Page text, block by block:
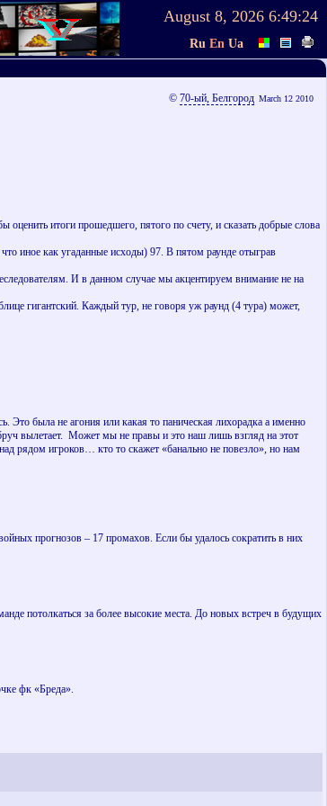
August 8, 2026 6:49:24
Ru En Ua
© 70-ый, Белгород March 12 2010
итоги прошедшего, пятого по счету, и сказать добрые слова
иное как угаданные исходы) 97. В пятом раунде отыграв
И в данном случае мы акцентируем внимание не на
гигантский. Каждый тур, не говоря уж раунд (4 тура) может,
Это была не агония или какая то паническая лихорадка а именно
вылетает. Может мы не правы и это наш лишь взгляд на этот
рядом игроков… кто то скажет «банально не повезло», но нам
прогнозов – 17 промахов. Если бы удалось сократить в них
потолкаться за более высокие места. До новых встреч в будущих
фк «Бреда».